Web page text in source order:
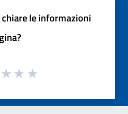
le informazioni